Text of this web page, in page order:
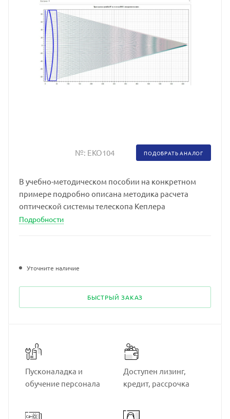
№: EKO104 ПОДОБРАТЬ АНАЛОГ
В учебно-методическом пособии на конкретном
примере подробно описана методика расчета
оптической системы телескопа Кеплера
Подробности
Уточните наличие
БЫСТРЫЙ ЗАКАЗ
Пусконаладка и
обучение персонала
Доступен лизинг,
кредит, рассрочка